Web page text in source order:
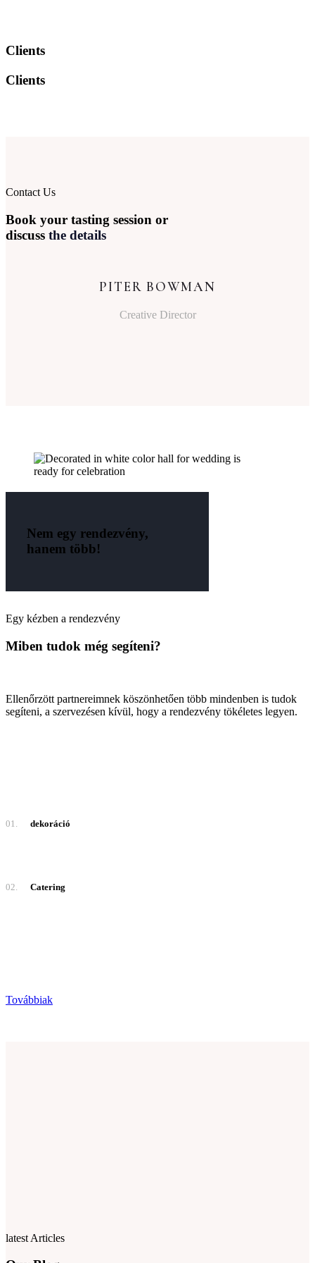
Clients
Clients
Contact Us
Book your tasting session or
discuss the details
PITER BOWMAN
Creative Director
Nem egy rendezvény,
hanem több!
Egy kézben a rendezvény
Miben tudok még segíteni?
Ellenőrzött partnereimnek köszönhetően több mindenben is tudok
segíteni, a szervezésen kívül, hogy a rendezvény tökéletes legyen.
01. dekoráció
02. Catering
Továbbiak
latest Articles